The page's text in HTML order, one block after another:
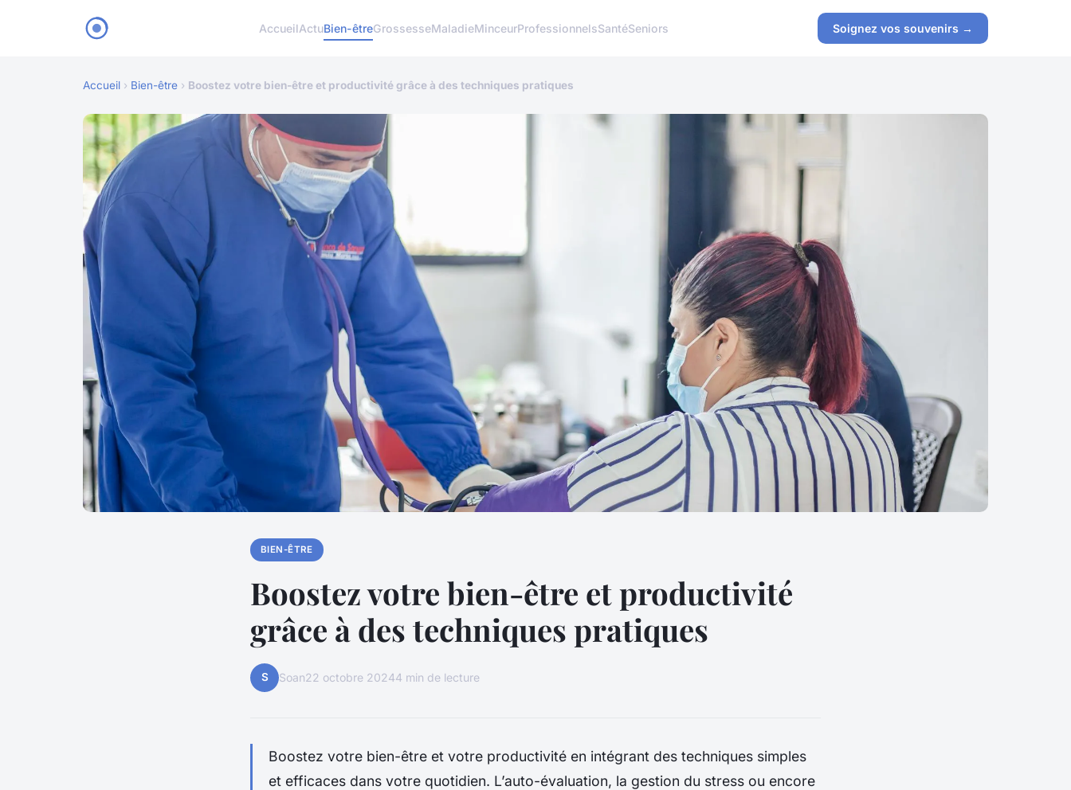
AccueilActuBien-êtreGrossesseMaladieMinceurProfessionnelsSantéSeniors Soignez vos souvenirs →
Accueil › Bien-être › Boostez votre bien-être et productivité grâce à des techniques pratiques
BIEN-ÊTRE
Boostez votre bien-être et productivité
grâce à des techniques pratiques
S Soan22 octobre 20244 min de lecture
Boostez votre bien-être et votre productivité en intégrant des techniques simples
et efficaces dans votre quotidien. L’auto-évaluation, la gestion du stress ou encore